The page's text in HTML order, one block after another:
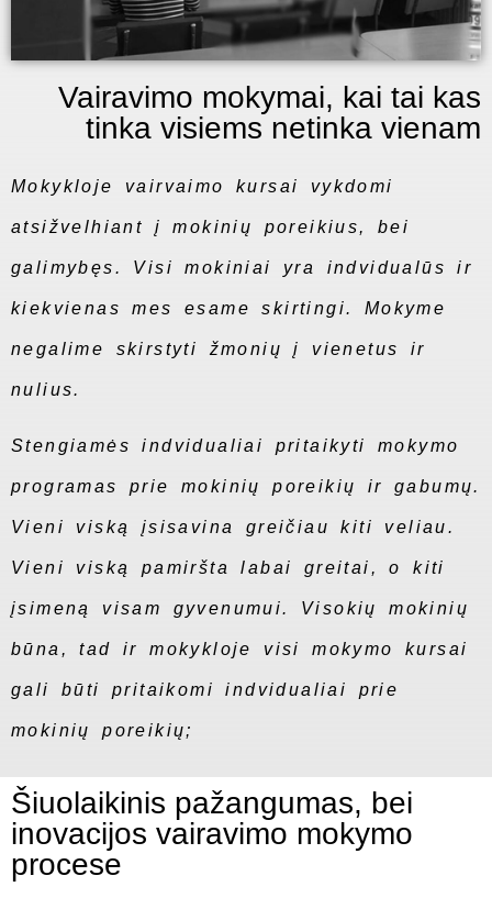
Vairavimo mokymai, kai tai kas
tinka visiems netinka vienam
Mokykloje vairvaimo kursai vykdomi
atsižvelhiant į mokinių poreikius, bei
galimybęs. Visi mokiniai yra indvidualūs ir
kiekvienas mes esame skirtingi. Mokyme
negalime skirstyti žmonių į vienetus ir
nulius.
Stengiamės indvidualiai pritaikyti mokymo
programas prie mokinių poreikių ir gabumų.
Vieni viską įsisavina greičiau kiti veliau.
Vieni viską pamiršta labai greitai, o kiti
įsimeną visam gyvenumui. Visokių mokinių
būna, tad ir mokykloje visi mokymo kursai
gali būti pritaikomi indvidualiai prie
mokinių poreikių;
Šiuolaikinis pažangumas, bei
inovacijos vairavimo mokymo
procese